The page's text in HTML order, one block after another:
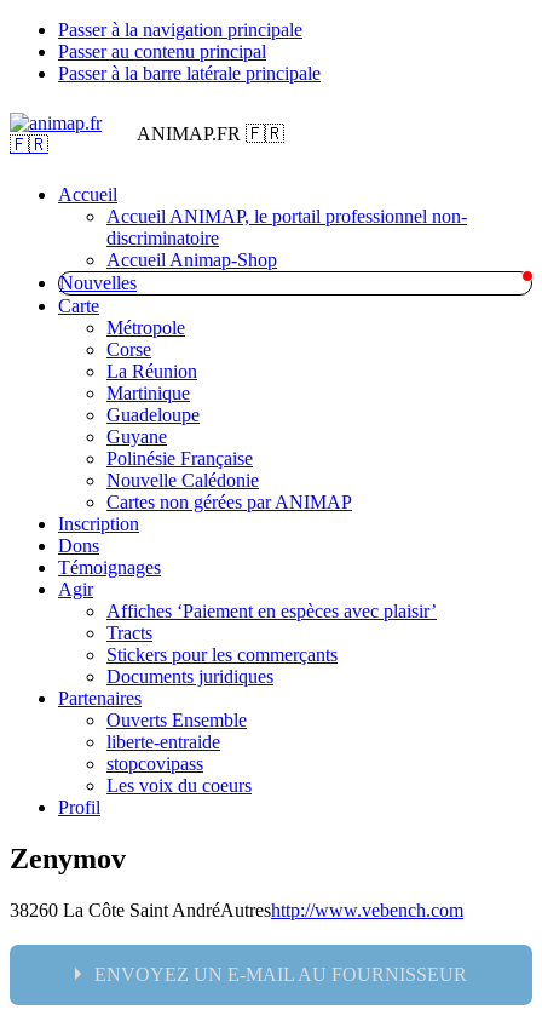
Passer à la navigation principale
Passer au contenu principal
Passer à la barre latérale principale
ANIMAP.FR 🇫🇷
Accueil
Accueil ANIMAP, le portail professionnel non-
discriminatoire
Accueil Animap-Shop
Nouvelles
Carte
Métropole
Corse
La Réunion
Martinique
Guadeloupe
Guyane
Polinésie Française
Nouvelle Calédonie
Cartes non gérées par ANIMAP
Inscription
Dons
Témoignages
Agir
Affiches ‘Paiement en espèces avec plaisir’
Tracts
Stickers pour les commerçants
Documents juridiques
Partenaires
Ouverts Ensemble
liberte-entraide
stopcovipass
Les voix du coeurs
Profil
Zenymov
38260 La Côte Saint AndréAutreshttp://www.vebench.com
ENVOYEZ UN E-MAIL AU FOURNISSEUR